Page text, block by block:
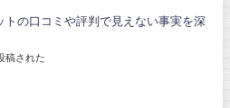
トの口コミや評判で見えない事実を深
稿された